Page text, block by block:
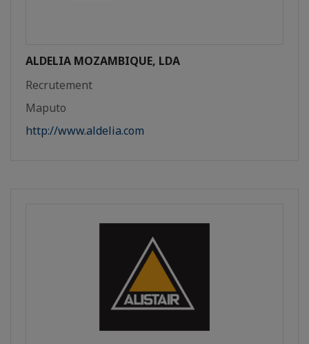
ALDELIA MOZAMBIQUE, LDA
Recrutement
Maputo
http://www.aldelia.com